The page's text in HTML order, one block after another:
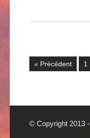
« Précédent 1
© Copyright 2013 -